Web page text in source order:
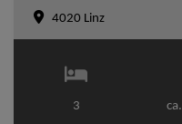
4020 Linz
3